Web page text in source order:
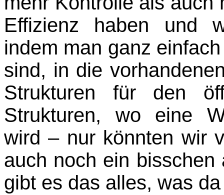
Effizienz haben und
indem man ganz
sind, in die
Strukturen für den
Strukturen, wo eine
wird – nur könnten wir
auch noch ein
gibt es das alles, was